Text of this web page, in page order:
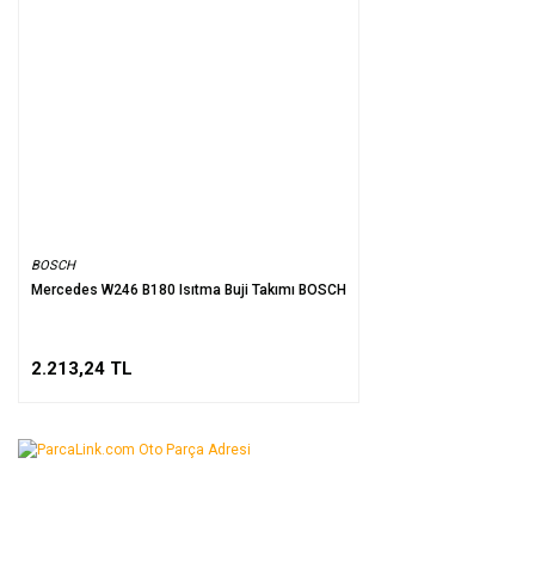
BOSCH
Mercedes W246 B180 Isıtma Buji Takımı BOSCH
2.213,24 TL